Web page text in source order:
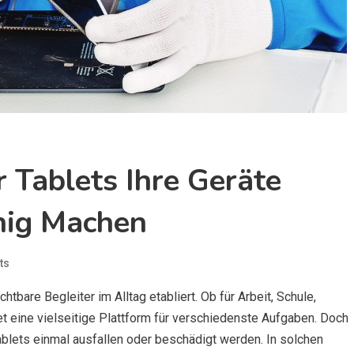
Ihre Geräte
Machen
Begleiter im Alltag etabliert. Ob für Arbeit, Schule,
eine vielseitige Plattform für verschiedenste Aufgaben. Doch
einmal ausfallen oder beschädigt werden. In solchen